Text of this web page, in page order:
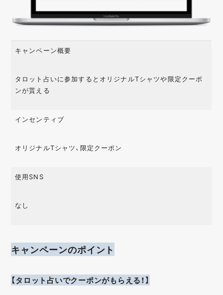
キャンペーン概要
タロット占いに参加するとオリジナルTシャツや限定クーポ
ンが貰える
インセンティブ
オリジナルTシャツ、限定クーポン
使用SNS
なし
キャンペーンのポイント
【タロット占いでクーポンがもらえる！】